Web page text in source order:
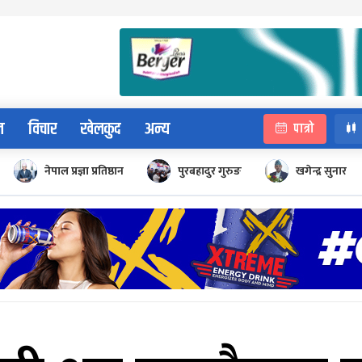
विचार खेलकुद अन्य पात्रो
नेपाल प्रज्ञा प्रतिष्ठान पुरबहादुर गुरुङ खगेन्द्र सुनार